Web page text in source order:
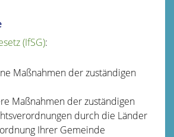
(IfSG):
Maßnahmen der zuständigen
Maßnahmen der zuständigen
durch die Länder
Ihrer Gemeinde